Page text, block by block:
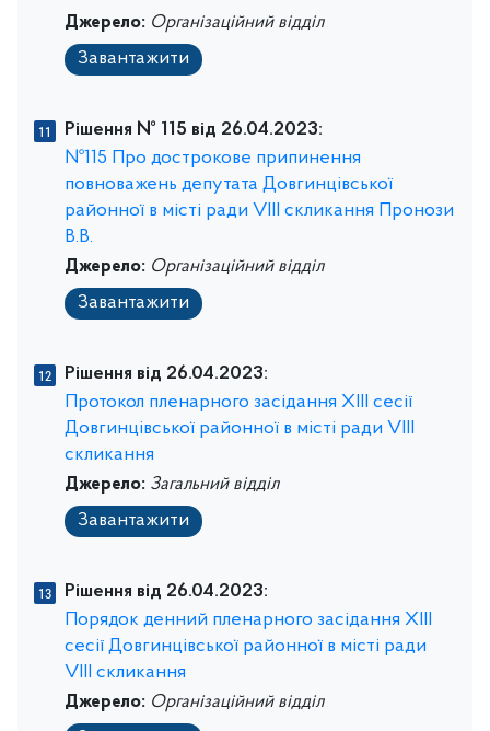
Джерело: Організаційний відділ
Завантажити
Рішення № 115 від 26.04.2023:
№115 Про дострокове припинення
повноважень депутата Довгинцівської
районної в місті ради VІІІ скликання Пронози
В.В.
Джерело: Організаційний відділ
Завантажити
Рішення від 26.04.2023:
Протокол пленарного засідання ХІIІ сесії
Довгинцівської районної в місті ради VІIІ
скликання
Джерело: Загальний відділ
Завантажити
Рішення від 26.04.2023:
Порядок денний пленарного засідання ХІIІ
сесії Довгинцівської районної в місті ради
VІІІ скликання
Джерело: Організаційний відділ